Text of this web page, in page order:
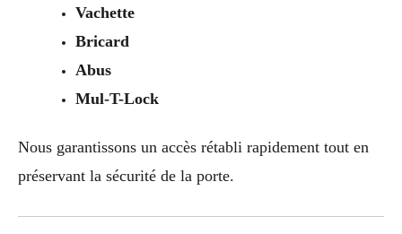
Vachette
Bricard
Abus
Mul-T-Lock
Nous garantissons un accès rétabli rapidement tout en
préservant la sécurité de la porte.